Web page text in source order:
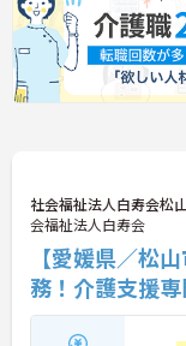
社会福祉法人白寿会松
会福祉法人白寿会
【愛媛県／松
務！介護支援